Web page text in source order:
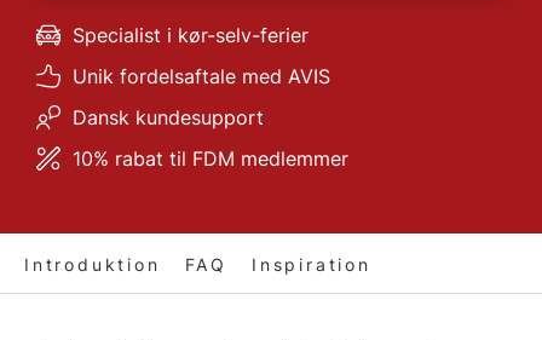
Specialist i kør-selv-ferier
Unik fordelsaftale med AVIS
Dansk kundesupport
10% rabat til FDM medlemmer
Introduktion FAQ Inspiration